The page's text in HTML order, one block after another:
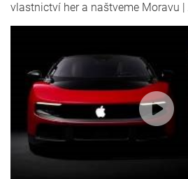
vlastnictví her a naštveme Moravu |